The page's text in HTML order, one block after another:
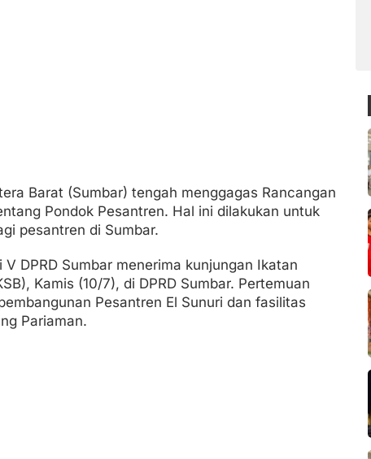
Barat (Sumbar) tengah menggagas Rancangan
Pondok Pesantren. Hal ini dilakukan untuk
pesantren di Sumbar.
DPRD Sumbar menerima kunjungan Ikatan
Kamis (10/7), di DPRD Sumbar. Pertemuan
Pesantren El Sunuri dan fasilitas
Pariaman.